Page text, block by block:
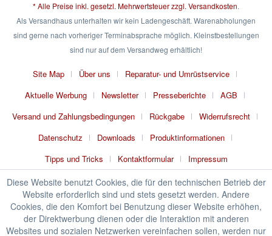
* Alle Preise inkl. gesetzl. Mehrwertsteuer zzgl. Versandkosten.
Als Versandhaus unterhalten wir kein Ladengeschäft. Warenabholungen
sind gerne nach vorheriger Terminabsprache möglich. Kleinstbestellungen
sind nur auf dem Versandweg erhältlich!
Site Map Über uns
Reparatur- und Umrüstservice
Aktuelle Werbung
Newsletter Presseberichte
AGB
Versand und Zahlungsbedingungen
Rückgabe
Widerrufsrecht
Datenschutz
Downloads
Produktinformationen
Tipps und Tricks
Kontaktformular Impressum
Diese Website benutzt Cookies, die für den technischen Betrieb der
Website erforderlich sind und stets gesetzt werden. Andere
Cookies, die den Komfort bei Benutzung dieser Website erhöhen,
der Direktwerbung dienen oder die Interaktion mit anderen
Websites und sozialen Netzwerken vereinfachen sollen, werden nur